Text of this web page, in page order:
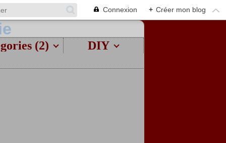
Connexion + Créer mon blog
(2)
DIY